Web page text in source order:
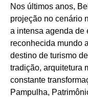
Nos últimos anos,
projeção no cenário
a intensa agenda de
reconhecida mundo
destino de turismo
tradição, arquitetura
constante
Pampulha,